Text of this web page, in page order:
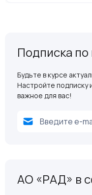
Подписка
Будьте в курсе
Настройте подписку
важное для вас!
АО «РАД» в